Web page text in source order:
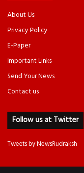
About Us
Privacy Policy
E-Paper
Important Links
Send Your News
Contact us
Follow us at Twitter
Tweets by NewsRudraksh